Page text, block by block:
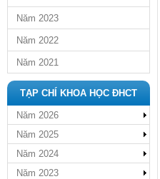
Năm 2023
Năm 2022
Năm 2021
TẠP CHÍ KHOA HỌC ĐHCT
Năm 2026
Năm 2025
Năm 2024
Năm 2023